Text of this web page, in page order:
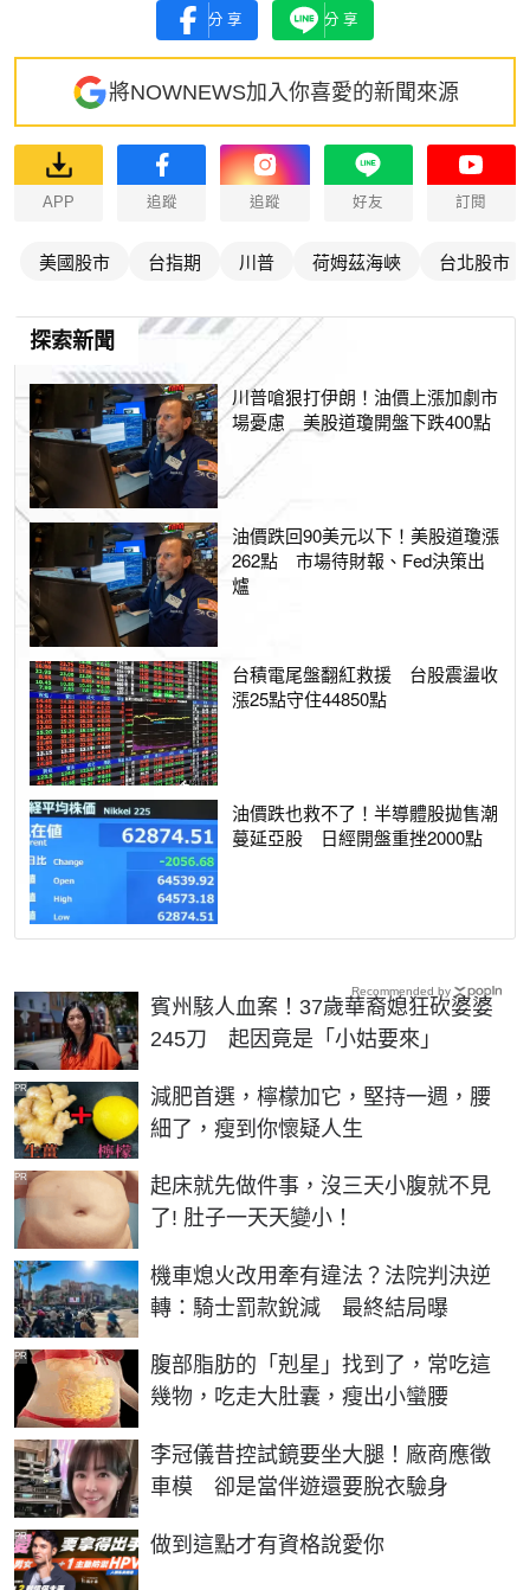
分享 分享
將NOWNEWS加入你喜愛的新聞來源
APP 追蹤 追蹤 好友 訂閱
美國股市 台指期 川普 荷姆茲海峽 台北股市
探索新聞
川普嗆狠打伊朗！油價上漲加劇市
場憂慮 美股道瓊開盤下跌400點
油價跌回90美元以下！美股道瓊漲
262點 市場待財報、Fed決策出
爐
台積電尾盤翻紅救援 台股震盪收
漲25點守住44850點
油價跌也救不了！半導體股拋售潮
蔓延亞股 日經開盤重挫2000點
賓州駭人血案！37歲華裔媳狂砍婆婆
245刀 起因竟是「小姑要來」
減肥首選，檸檬加它，堅持一週，腰
細了，瘦到你懷疑人生
PR
起床就先做件事，沒三天小腹就不見
了! 肚子一天天變小！
PR
機車熄火改用牽有違法？法院判決逆
轉：騎士罰款銳減 最終結局曝
腹部脂肪的「剋星」找到了，常吃這
幾物，吃走大肚囊，瘦出小蠻腰
PR
李冠儀昔控試鏡要坐大腿！廠商應徵
車模 卻是當伴遊還要脫衣驗身
做到這點才有資格說愛你
PR
Recommended by